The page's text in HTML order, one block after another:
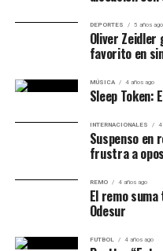
DEPORTES 5 años ago
Oliver Zeidler
favorito en
MÚSICA 4 años ago
Sleep Token:
INTERNACIONALES 4
Suspenso en
frustra a
REMO 4 años ago
El remo
Odesur
FUTBOL 4 años ago